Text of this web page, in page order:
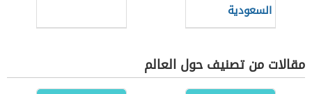
السعودية
مقالات من تصنيف حول العالم